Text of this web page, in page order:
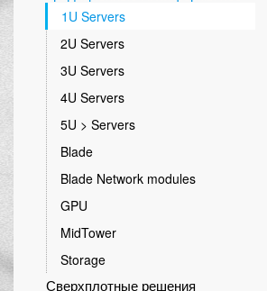
1U Servers
2U Servers
3U Servers
4U Servers
5U > Servers
Blade
Blade Network modules
GPU
MidTower
Storage
Сверхплотные решения